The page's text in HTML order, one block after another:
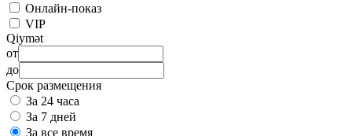
Онлайн-показ
VIP
Qiymət
от
до
Срок размещения
За 24 часа
За 7 дней
За все время